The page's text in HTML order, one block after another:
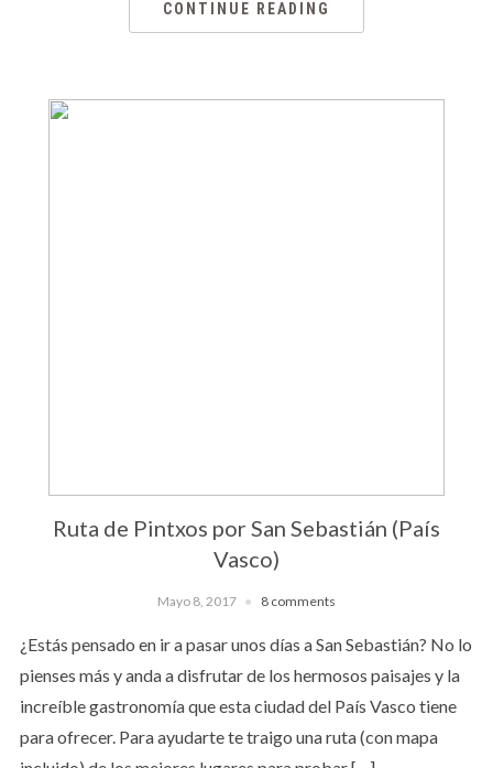
CONTINUE READING
Ruta de Pintxos por San Sebastián (País
Vasco)
Mayo 8, 2017 8 comments
¿Estás pensado en ir a pasar unos días a San Sebastián? No lo
pienses más y anda a disfrutar de los hermosos paisajes y la
increíble gastronomía que esta ciudad del País Vasco tiene
para ofrecer. Para ayudarte te traigo una ruta (con mapa